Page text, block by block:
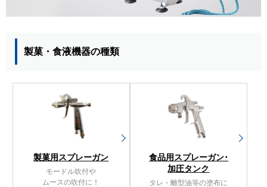
製菓・食液機器の種類
製菓用スプレーガン
モードル吹付や
ムースの吹付に！
食品用スプレーガン･
加圧タンク
タレ・離型油等の塗布に